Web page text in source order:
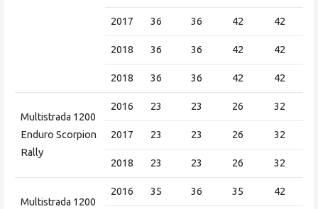
2017 36 36 42 42
2018 36 36 42 42
2018 36 36 42 42
Multistrada 1200
Enduro Scorpion
Rally
2016 23 23 26 32
2017 23 23 26 32
2018 23 23 26 32
Multistrada 1200
2016 35 36 35 42